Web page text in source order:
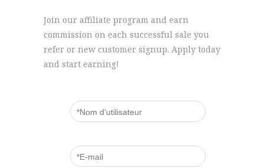
Join our affiliate program and earn
commission on each successful sale you
refer or new customer signup. Apply today
and start earning!